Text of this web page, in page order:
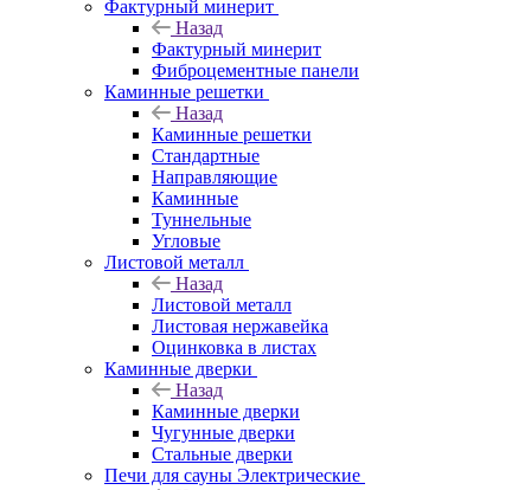
Фактурный минерит
Назад
Фактурный минерит
Фиброцементные панели
Каминные решетки
Назад
Каминные решетки
Стандартные
Направляющие
Каминные
Туннельные
Угловые
Листовой металл
Назад
Листовой металл
Листовая нержавейка
Оцинковка в листах
Каминные дверки
Назад
Каминные дверки
Чугунные дверки
Стальные дверки
Печи для сауны Электрические